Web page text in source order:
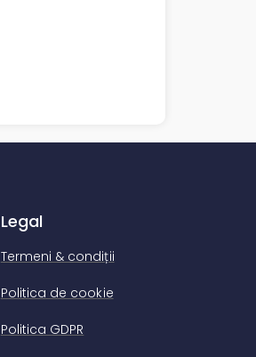
Legal
Termeni & condiții
Politica de cookie
Politica GDPR